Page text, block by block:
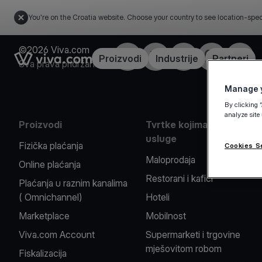
You're on the Croatia website. Choose your country to see location-
Link to the homepageProizvodi Industrije Partneri
©2026 Viva.com
Sva prava pridržana
Facebook LinkedInInstagram
Proizvodi
Fizička plaćanja
Online plaćanja
Plaćanja u raznim kanalima
( Omnichannel)
Marketplace
Viva.com Account
Fiskalizacija
Tvrtke kojima pružamo
usluge
Maloprodaja
Restorani i kafići
Hoteli
Mobilnost
Supermarketi i trgovine
mješovitom robom
Manage
By clicking
analyze
Cookies